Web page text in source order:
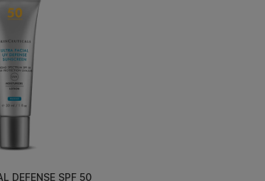
DEFENSE SPF 50